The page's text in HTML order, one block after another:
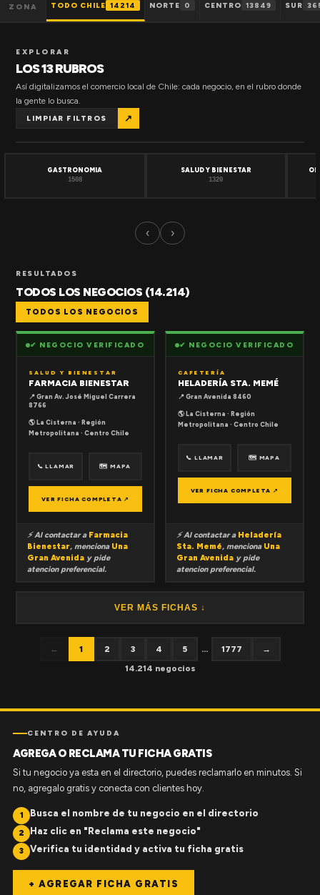
ZONA TODO CHILE 14214 NORTE 0 CENTRO 13849 SUR
EXPLORAR
LOS 13 RUBROS
Así digitalizamos el comercio local de Chile: cada negocio, en el rubro donde
la gente lo busca.
LIMPIAR FILTROS ↗
GASTRONOMIA
1508
SALUD Y BIENESTAR
1320
‹ ›
RESULTADOS
TODOS LOS NEGOCIOS (14.214)
TODOS LOS NEGOCIOS
✔ NEGOCIO VERIFICADO
SALUD Y BIENESTAR
FARMACIA BIENESTAR
📍 Gran Av. José Miguel Carrera
8766
🌎 La Cisterna · Región
Metropolitana · Centro Chile
📞 LLAMAR 🗺 MAPA
VER FICHA COMPLETA ↗
⚡ Al contactar a Farmacia
Bienestar, menciona Una
Gran Avenida y pide
atencion preferencial.
✔ NEGOCIO VERIFICADO
CAFETERÍA
HELADERÍA STA. MEMÉ
📍 Gran Avenida 8460
🌎 La Cisterna · Región
Metropolitana · Centro Chile
📞 LLAMAR 🗺 MAPA
VER FICHA COMPLETA ↗
⚡ Al contactar a Heladería
Sta. Memé, menciona Una
Gran Avenida y pide
atencion preferencial.
VER MÁS FICHAS ↓
← 1 2 3 4 5 ... 1777
→
14.214 negocios
CENTRO DE AYUDA
AGREGA O RECLAMA TU FICHA GRATIS
Si tu negocio ya esta en el directorio, puedes reclamarlo en minutos. Si
no, agregalo gratis y conecta con clientes hoy.
1 Busca el nombre de tu negocio en el directorio
2 Haz clic en "Reclama este negocio"
3 Verifica tu identidad y activa tu ficha gratis
+ AGREGAR FICHA GRATIS